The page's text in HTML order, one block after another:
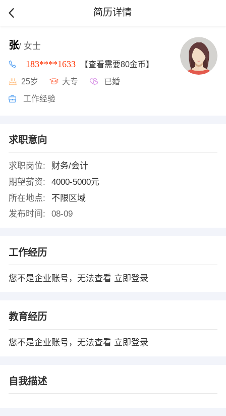
简历详情
张/ 女士
183****1633 【查看需要80金币】
25岁 大专 已婚
工作经验
求职意向
求职岗位:
财务/会计
期望薪资:
4000-5000元
所在地点:
不限区域
发布时间:
08-09
工作经历
您不是企业账号，无法查看 立即登录
教育经历
您不是企业账号，无法查看 立即登录
自我描述